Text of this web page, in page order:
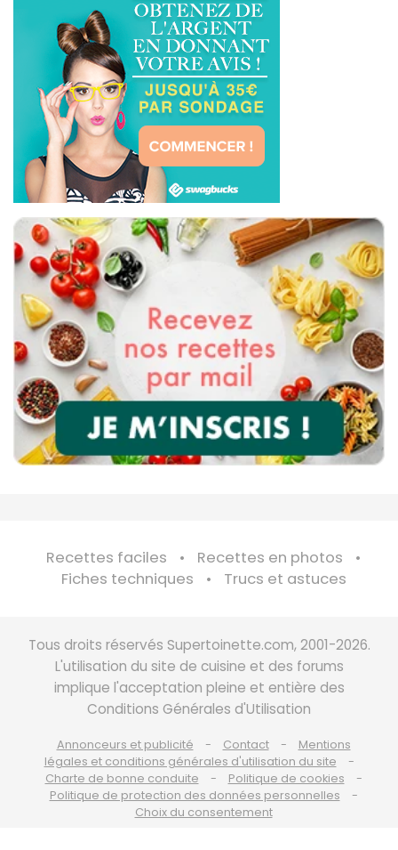
Recettes faciles
Recettes en photos
Fiches techniques
Trucs et astuces
Tous droits réservés Supertoinette.com, 2001-2026.
L'utilisation du site de cuisine et des forums
implique l'acceptation pleine et entière des
Conditions Générales d'Utilisation
Annonceurs et publicité Contact
Mentions
légales et conditions générales d'utilisation du site
Charte de bonne conduite
Politique de cookies
Politique de protection des données personnelles
Choix du consentement